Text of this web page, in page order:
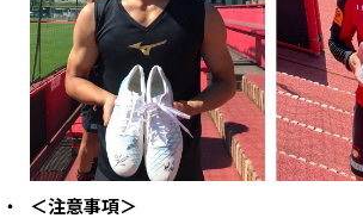
＜注意事項＞